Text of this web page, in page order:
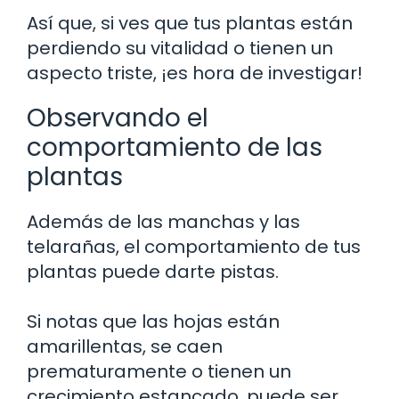
Así que, si ves que tus plantas están
perdiendo su vitalidad o tienen un
aspecto triste, ¡es hora de investigar!
Observando el
comportamiento de las
plantas
Además de las manchas y las
telarañas, el comportamiento de tus
plantas puede darte pistas.
Si notas que las hojas están
amarillentas, se caen
prematuramente o tienen un